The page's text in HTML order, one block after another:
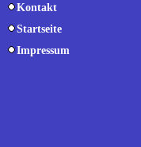
Kontakt
Startseite
Impressum